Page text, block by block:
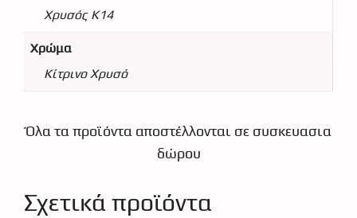
Χρυσός Κ14
Χρώμα
Κίτρινο Χρυσό
Όλα τα προϊόντα αποστέλλονται σε συσκευασια
δώρου
Σχετικά προϊόντα